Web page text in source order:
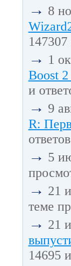
→ 8
147307
→ 1
Boost
и
→ 9
R:
→ 5
→ 21
теме
→ 21
14695